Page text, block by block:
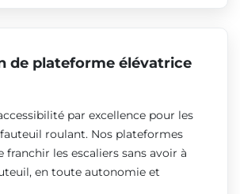
de plateforme élévatrice
par excellence pour les
roulant. Nos plateformes
les escaliers sans avoir à
en toute autonomie et